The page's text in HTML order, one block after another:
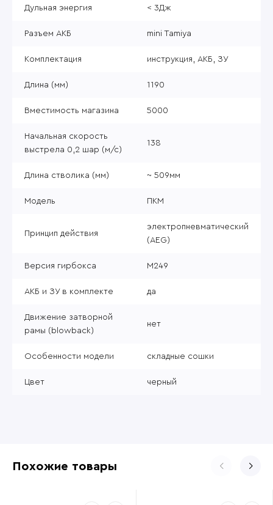
Дульная энергия < 3Дж
Разъем АКБ mini Tamiya
Комплектация инструкция, АКБ, ЗУ
Длина (мм) 1190
Вместимость магазина 5000
Начальная скорость
выстрела 0,2 шар (м/с)
138
Длина стволика (мм) ~ 509мм
Модель ПКМ
Принцип действия
электропневматический
(AEG)
Версия гирбокса M249
АКБ и ЗУ в комплекте да
Движение затворной
рамы (blowback)
нет
Особенности модели складные сошки
Цвет черный
Похожие товары